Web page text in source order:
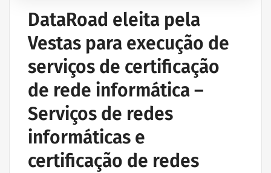
DataRoad eleita pela
Vestas para execução de
serviços de certificação
de rede informática –
Serviços de redes
informáticas e
certificação de redes